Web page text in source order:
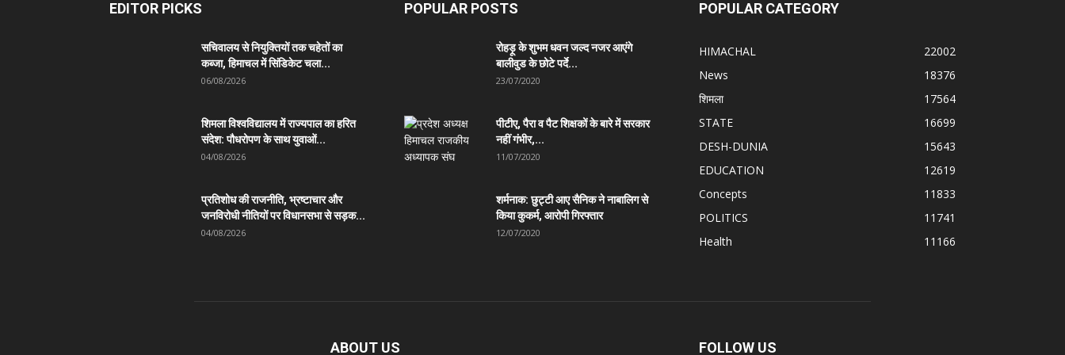
EDITOR PICKS
सचिवालय से नियुक्तियों तक चहेतों का
कब्जा, हिमाचल में सिंडिकेट चला...
06/08/2026
शिमला विश्वविद्यालय में राज्यपाल का हरित
संदेश: पौधरोपण के साथ युवाओं...
04/08/2026
प्रतिशोध की राजनीति, भ्रष्टाचार और
जनविरोधी नीतियों पर विधानसभा से सड़क...
04/08/2026
POPULAR POSTS
रोहड़ू के शुभम धवन जल्द नजर आएंगे
बालीवुड के छोटे पर्दे...
23/07/2020
पीटीए, पैरा व पैट शिक्षकों के बारे में सरकार
नहीं गंभीर,...
11/07/2020
शर्मनाक: छुट्टी आए सैनिक ने नाबालिग से
किया कुकर्म, आरोपी गिरफ्तार
12/07/2020
POPULAR CATEGORY
HIMACHAL
22002
News
18376
शिमला
17564
STATE
16699
DESH-DUNIA
15643
EDUCATION
12619
Concepts
11833
POLITICS
11741
Health
11166
ABOUT US FOLLOW US